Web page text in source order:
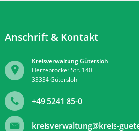
Anschrift & Kontakt
Kreisverwaltung Gütersloh
Herzebrocker Str. 140
33334Gütersloh
+49 5241 85-0
kreisverwaltung@kreis-